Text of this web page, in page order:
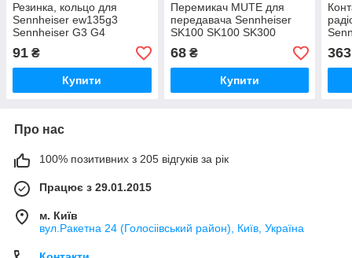
Резинка, кольцо для
Sennheiser ew135g3
Sennheiser G3 G4
91 ₴
Купити
Перемикач MUTE для
передавача Sennheiser
SK100 SK100 SK300
SK500 G2 G3 (ew100g2)
68₴
Купити
363
Про нас
100% позитивних з 205 відгуків за рік
Працює з 29.01.2015
м. Київ
вул.Ракетна 24 (Голосіівський район), Київ, Україна